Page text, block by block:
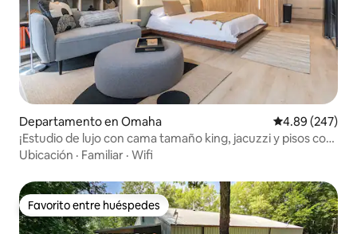
Departamento en Omaha Calificación
4.89 (247)
¡Estudio de lujo con cama tamaño king, jacuzzi y pisos con
calefacción!
Ubicación · Familiar · Wifi
Favorito entre huéspedes
Favorito entre huéspedes